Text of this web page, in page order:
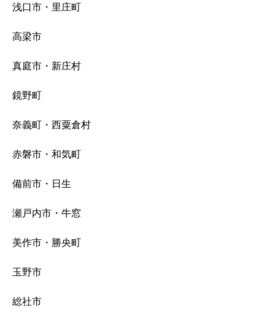
浅口市・里庄町
高梁市
真庭市・新庄村
鏡野町
奈義町・西粟倉村
赤磐市・和気町
備前市・日生
瀬戸内市・牛窓
美作市・勝央町
玉野市
総社市